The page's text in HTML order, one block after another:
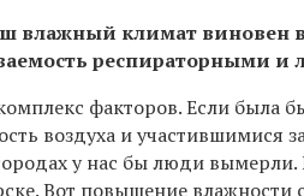
влажный климат виновен
респираторными и
факторов. Если была
воздуха и участившимися
у нас бы люди
Вот повышение